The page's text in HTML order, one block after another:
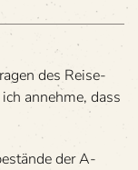
des Rei­se­
annehme, dass
der A-